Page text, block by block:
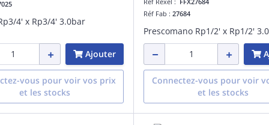
4' x Rp3/4' 3.0bar
Ajouter
vous pour voir vos prix
et les stocks
Réf Fab : 27684
Connectez-vous pour voir
et les stocks